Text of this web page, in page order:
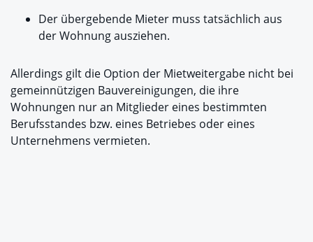
Der übergebende Mieter muss tatsächlich aus
der Wohnung ausziehen.
Allerdings gilt die Option der Mietweitergabe nicht bei
gemeinnützigen Bauvereinigungen, die ihre
Wohnungen nur an Mitglieder eines bestimmten
Berufsstandes bzw. eines Betriebes oder eines
Unternehmens vermieten.